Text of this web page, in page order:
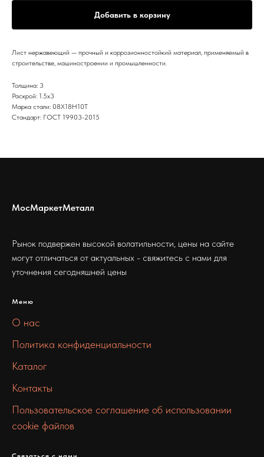
Добавить в корзину
Лист нержавеющий — прочный и коррозионностойкий материал, применяемый в
строительстве, машиностроении и промышленности.
Толщина: 3
Раскрой: 1.5х3
Марка стали: 08Х18Н10Т
Стандарт: ГОСТ 19903-2015
МосМаркетМеталл
Рынок подвержен высокой волатильности, цены на сайте
могут отличаться от актуальных - свяжитесь с нами для
уточнения сегодняшней цены
Меню
О нас
Политика конфиденциальности
Каталог
Контакты
Пользовательское соглашение об использовании
cookie файлов